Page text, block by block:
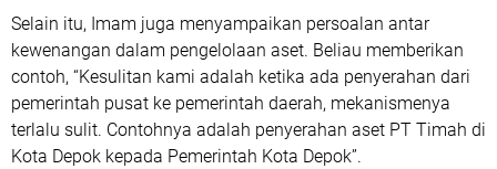
Selain itu, Imam juga menyampaikan persoalan antar
kewenangan dalam pengelolaan aset. Beliau memberikan
contoh, “Kesulitan kami adalah ketika ada penyerahan dari
pemerintah pusat ke pemerintah daerah, mekanismenya
terlalu sulit. Contohnya adalah penyerahan aset PT Timah di
Kota Depok kepada Pemerintah Kota Depok”.